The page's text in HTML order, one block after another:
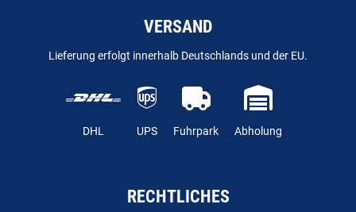
VERSAND
Lieferung erfolgt innerhalb Deutschlands und der EU.
DHL UPS Fuhrpark Abholung
RECHTLICHES